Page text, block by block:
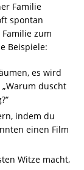
Familie
spontan
zum
Beispiele:
es wird
duscht
indem du
einen Film
Witze macht,